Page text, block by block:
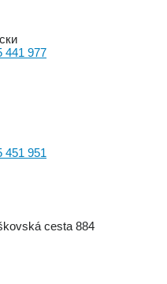
441 977
451 951
cesta 884